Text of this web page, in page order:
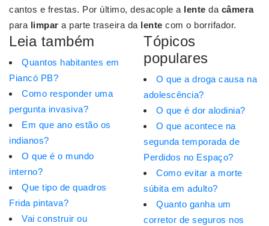
cantos e frestas. Por último, desacople a lente da câmera
para limpar a parte traseira da lente com o borrifador.
Leia também
Quantos habitantes em
Piancó PB?
Como responder uma
pergunta invasiva?
Em que ano estão os
indianos?
O que é o mundo
interno?
Que tipo de quadros
Frida pintava?
Vai construir ou
Tópicos
populares
O que a droga causa na
adolescência?
O que é dor alodinia?
O que acontece na
segunda temporada de
Perdidos no Espaço?
Como evitar a morte
súbita em adulto?
Quanto ganha um
corretor de seguros nos